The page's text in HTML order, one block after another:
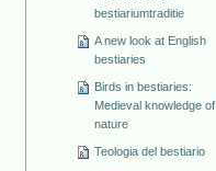
bestiariumtraditie
A new look at English
bestiaries
Birds in bestiaries:
Medieval knowledge of
nature
Teologia del bestiario